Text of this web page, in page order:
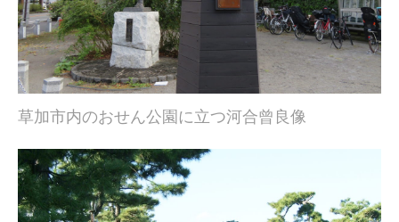
草加市内のおせん公園に立つ河合曾良像